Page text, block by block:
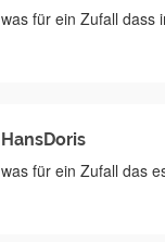
was für ein Zufall dass
HansDoris
was für ein Zufall das